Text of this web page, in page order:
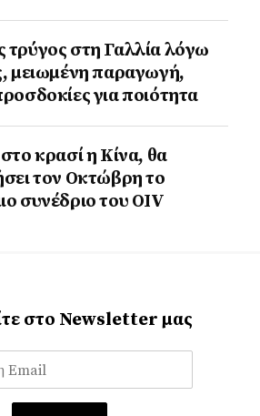
στη Γαλλία λόγω
μειωμένη παραγωγή,
για ποιότητα
κρασί η Κίνα, θα
τον Οκτώβρη το
συνέδριο του ΟΙV
στο Newsletter μας